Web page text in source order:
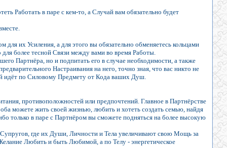
Работать в паре с кем-то, а Случай вам обязательно будет
их Усиления, а для этого вы обязательно обменяетесь кольцами
более тесной Связи между вами во время Работы.
Партнёра, но и подпитать его в случае необходимости, а также
Настраивания на него, точно зная, что вас никто не
идёт по Силовому Предмету от Кода ваших Душ.
противоположностей или предпочтений. Главное в Партнёрстве
можете жить своей жизнью, любить и хотеть создать семью, найдя
только в паре с Партнёром вы сможете подняться на более высокую
где их Души, Личности и Тела увеличивают свою Мощь за
Любить и быть Любимой, а по Телу - энергетическое